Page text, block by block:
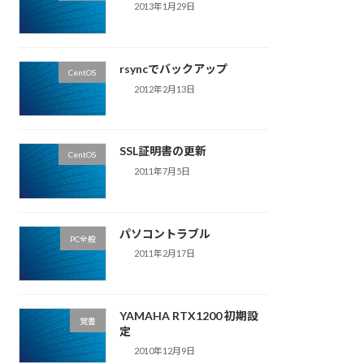
2013年1月29日
CentOS rsyncでバックアップ
2012年2月13日
CentOS SSL証明書の更新
2011年7月5日
PC全般 パソコントラブル
2011年2月17日
覚書
YAMAHA RTX1200 初期設
定
2010年12月9日